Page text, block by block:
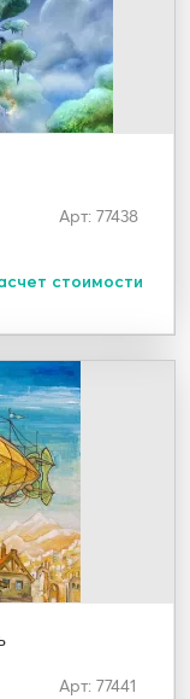
Арт: 77438
стоимости
Арт: 77441